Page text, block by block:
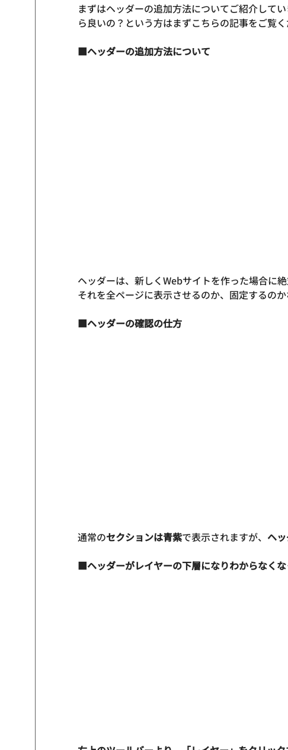
まずはヘッダーの追加方法についてご紹介して
ら良いの？という方はまずこちらの記事をご覧く
■ヘッダーの追加方法について
ヘッダーは、新しくWebサイトを作った場合に
それを全ページに表示させるのか、固定するの
■ヘッダーの確認の仕方
通常のセクションは青紫で表示されますが、 ヘ
■ヘッダーがレイヤーの下層になりわからなく